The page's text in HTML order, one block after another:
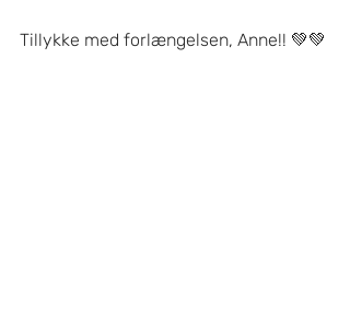
Tillykke med forlængelsen, Anne!! 💚💚